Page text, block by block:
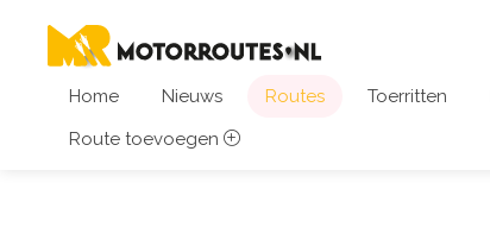
Home Nieuws Routes Toerritten
Route toevoegen